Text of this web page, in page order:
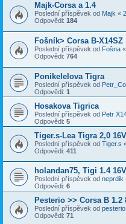
Majk-Corsa a 1.4
Poslední příspěvek od Majk «
Odpovědi: 184
Fošník> Corsa B-X14SZ
Poslední příspěvek od Fošna «
Odpovědi: 764
Ponikelelova Tigra
Poslední příspěvek od
Odpovědi: 1
Hosakova Tigrica
Poslední příspěvek od Petr
Odpovědi: 5
Tiger.s-Lea Tigra 2,0 16V
Poslední příspěvek od Tiger.s
Odpovědi: 411
holandan75, Tigi 1.4 16V
Poslední příspěvek od neprdik
Odpovědi: 6
Pesterio >> Corsa B 1.2
Poslední příspěvek od pesterio
Odpovědi: 71